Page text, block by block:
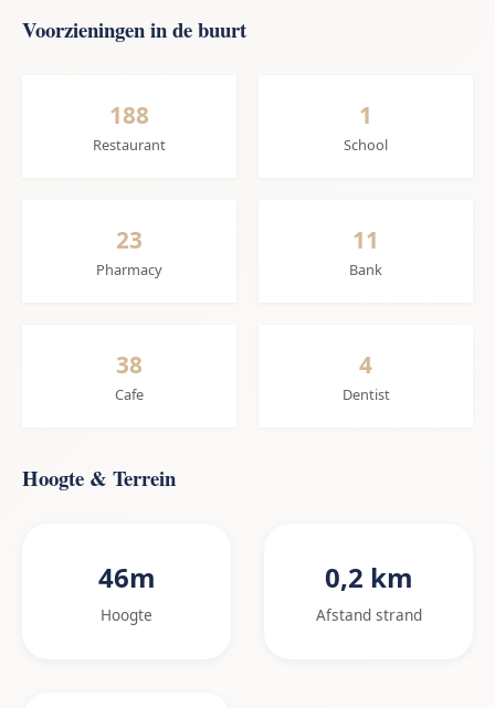
Voorzieningen in de buurt
188
Restaurant
1
School
23
Pharmacy
11
Bank
38
Cafe
4
Dentist
Hoogte & Terrein
46m
Hoogte
0,2 km
Afstand strand